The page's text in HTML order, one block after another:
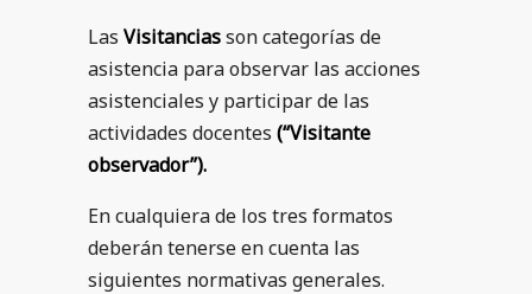
Las Visitanciasson categorías de
asistencia para observar las acciones
asistenciales y participar de las
actividades docentes (“Visitante
observador”).
En cualquiera de los tres formatos
deberán tenerse en cuenta las
siguientes normativas generales.